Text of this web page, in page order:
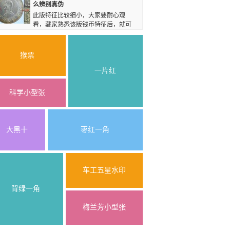
么辨别真伪
此版特征比较细小，大家要耐心观
看，藏家熟悉该版钱币特征后，就可
将一些不是孙小头海南版的银币排除在外了，但
及多实际检验对比，并积累经验。
猴票
一片红
科学小型张
大黑十 枣红一角
背绿一角
车工五星水印
梅兰芳小型张